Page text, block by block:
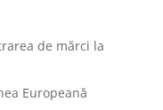
de mărci la
Europeană